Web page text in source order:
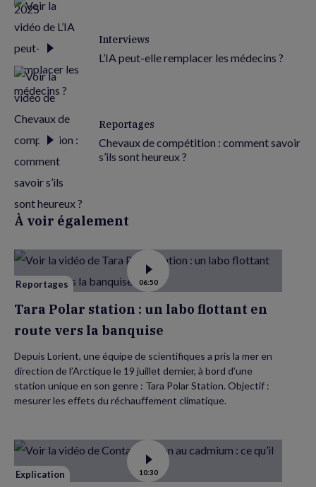
Interviews
L’IA peut-elle remplacer les médecins ?
Reportages
Chevaux de compétition : comment savoir
s’ils sont heureux ?
À voir également
Voir
la
vidéo
Tara
station
:
labo
flottant
en
route
la
06:50
Reportages
Tara Polar station : un labo flottant en
route vers la banquise
Depuis Lorient, une équipe de scientifiques a pris la mer en
direction de l’Arctique le 19 juillet dernier, à bord d’une
station unique en son genre : Tara Polar Station. Objectif :
mesurer les effets du réchauffement climatique.
Voir
la
vidéo
10:30
Explication